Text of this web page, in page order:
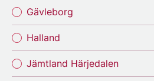
Gävleborg
Halland
Jämtland Härjedalen